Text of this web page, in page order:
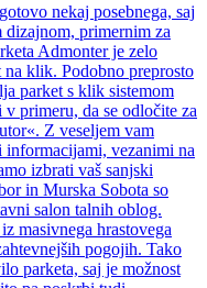
nekaj posebnega, saj
dizajnom, primernim za
Admonter je zelo
klik. Podobno preprosto
parket s klik sistemom
primeru, da se odločite za
Z veseljem vam
vezanimi na
izbrati vaš sanjski
in Murska Sobota so
salon talnih oblog.
masivnega hrastovega
pogojih. Tako
parketa, saj je možnost